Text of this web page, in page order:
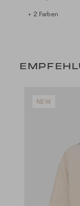
+ 2 Farben
NEW